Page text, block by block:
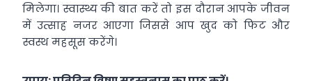
मिलेगा। स्वास्थ्य की बात करें तो इस दौरान आपके जीवन
में उत्साह नजर आएगा जिससे आप खुद को फिट और
स्वस्थ महसूस करेंगे।